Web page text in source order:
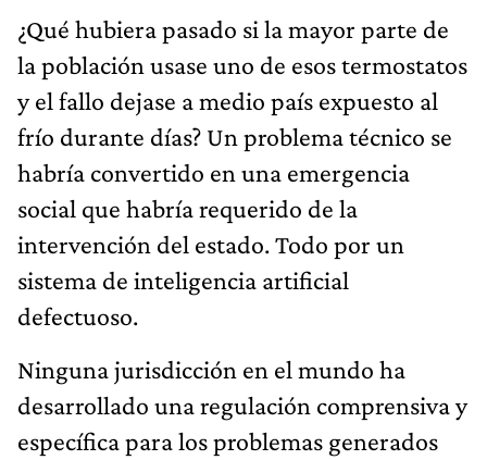
¿Qué hubiera pasado si la mayor parte de
la población usase uno de esos termostatos
y el fallo dejase a medio país expuesto al
frío durante días? Un problema técnico se
habría convertido en una emergencia
social que habría requerido de la
intervención del estado. Todo por un
sistema de inteligencia artificial
defectuoso.
Ninguna jurisdicción en el mundo ha
desarrollado una regulación comprensiva y
específica para los problemas generados